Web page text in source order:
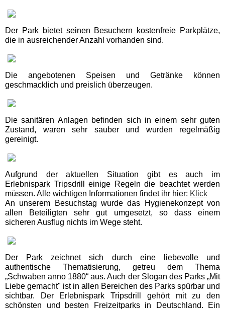
Schwarzwaldhaus der Sinne
Soccerpark Ortenau
Hamburg Ausflugstipps
Miniatur Wunderland
Mecklenburg-Vorpommern
Ausflugstipps
Karls Erlebnis-Dorf
Rövershagen
Sommerrodelbahn Bad
Doberan
Ausflugstipps
Allwetterzoo Münster
Der Park bietet seinen Besuchern kostenfreie Parkplätze,
die in ausreichender Anzahl vorhanden sind.
Die angebotenen Speisen und Getränke können
geschmacklich und preislich überzeugen.
Die sanitären Anlagen befinden sich in einem sehr guten
Zustand, waren sehr sauber und wurden regelmäßig
gereinigt.
Aufgrund der aktuellen Situation gibt es auch im
Erlebnispark Tripsdrill einige Regeln die beachtet werden
müssen. Alle wichtigen Informationen findet ihr hier: Klick
An unserem Besuchstag wurde das Hygienekonzept von
allen Beteiligten sehr gut umgesetzt, so dass einem
sicheren Ausflug nichts im Wege steht.
Der Park zeichnet sich durch eine liebevolle und
authentische Thematisierung, getreu dem Thema
„Schwaben anno 1880“ aus. Auch der Slogan des Parks „Mit
Liebe gemacht" ist in allen Bereichen des Parks spürbar und
sichtbar. Der Erlebnispark Tripsdrill gehört mit zu den
schönsten und besten Freizeitparks in Deutschland. Ein